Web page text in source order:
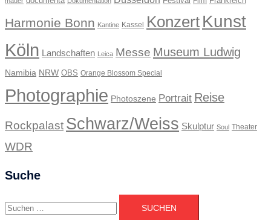
Harmonie Bonn Kantine Kassel Konzert Kunst
Köln Landschaften Leica Messe Museum Ludwig
Namibia NRW OBS Orange Blossom Special
Photographie Photoszene Portrait Reise
Rockpalast Schwarz/Weiss Skulptur Soul Theater
WDR
Suche
Suchen
nach: